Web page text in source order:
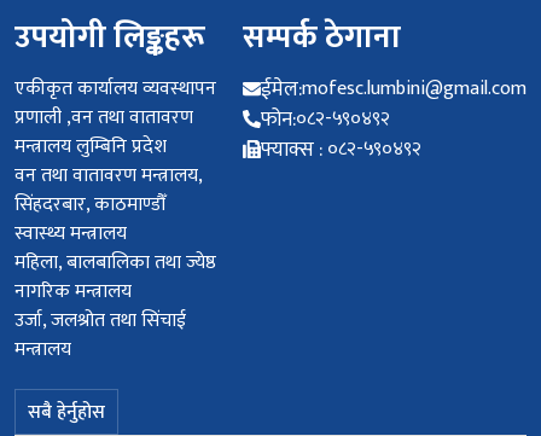
एकीकृत कार्यालय व्यवस्थापन
प्रणाली ,वन तथा वातावरण
मन्त्रालय लुम्बिनि प्रदेश
वन तथा वातावरण मन्त्रालय,
सिंहदरबार, काठमाण्डौँ
स्वास्थ्य मन्त्रालय
महिला, बालबालिका तथा ज्येष्ठ
नागरिक मन्त्रालय
उर्जा, जलश्रोत तथा सिंचाई
मन्त्रालय
सबै हेर्नुहोस
ईमेल:mofesc.lumbini@gmail.com
फोन:०८२-५९०४९२
फ्याक्स :०८२-५९०४९२